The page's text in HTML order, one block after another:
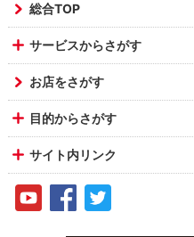
総合TOP
サービスからさがす
お店をさがす
目的からさがす
サイト内リンク